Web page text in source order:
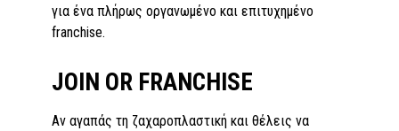
για ένα πλήρως οργανωμένο και επιτυχημένο
franchise.
JOIN OR FRANCHISE
Αν αγαπάς τη ζαχαροπλαστική και θέλεις να